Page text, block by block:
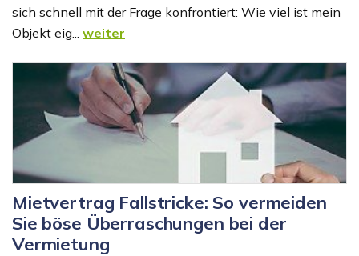
sich schnell mit der Frage konfrontiert: Wie viel ist mein
Objekt eig... weiter
Mietvertrag Fallstricke: So vermeiden
Sie böse Überraschungen bei der
Vermietung